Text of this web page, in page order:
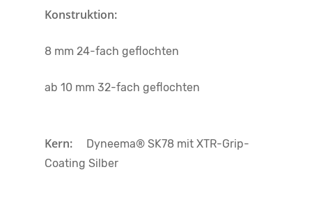
Konstruktion:
8 mm 24-fach geflochten
ab 10 mm 32-fach geflochten
Kern:
Dyneema® SK78 mit XTR-Grip-
Coating Silber